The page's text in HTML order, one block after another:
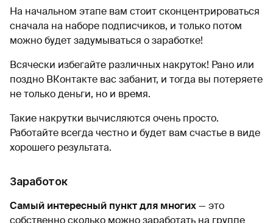
На начальном этапе вам стоит сконцентрироваться
сначала на наборе подписчиков, и только потом
можно будет задумываться о заработке!
Всячески избегайте различных накруток! Рано или
поздно ВКонтакте вас забанит, и тогда вы потеряете
не только деньги, но и время.
Такие накрутки вычисляются очень просто.
Работайте всегда честно и будет вам счастье в виде
хорошего результата.
Заработок
Самый интересный пункт для многих— это
собственно сколько можно заработать на группе